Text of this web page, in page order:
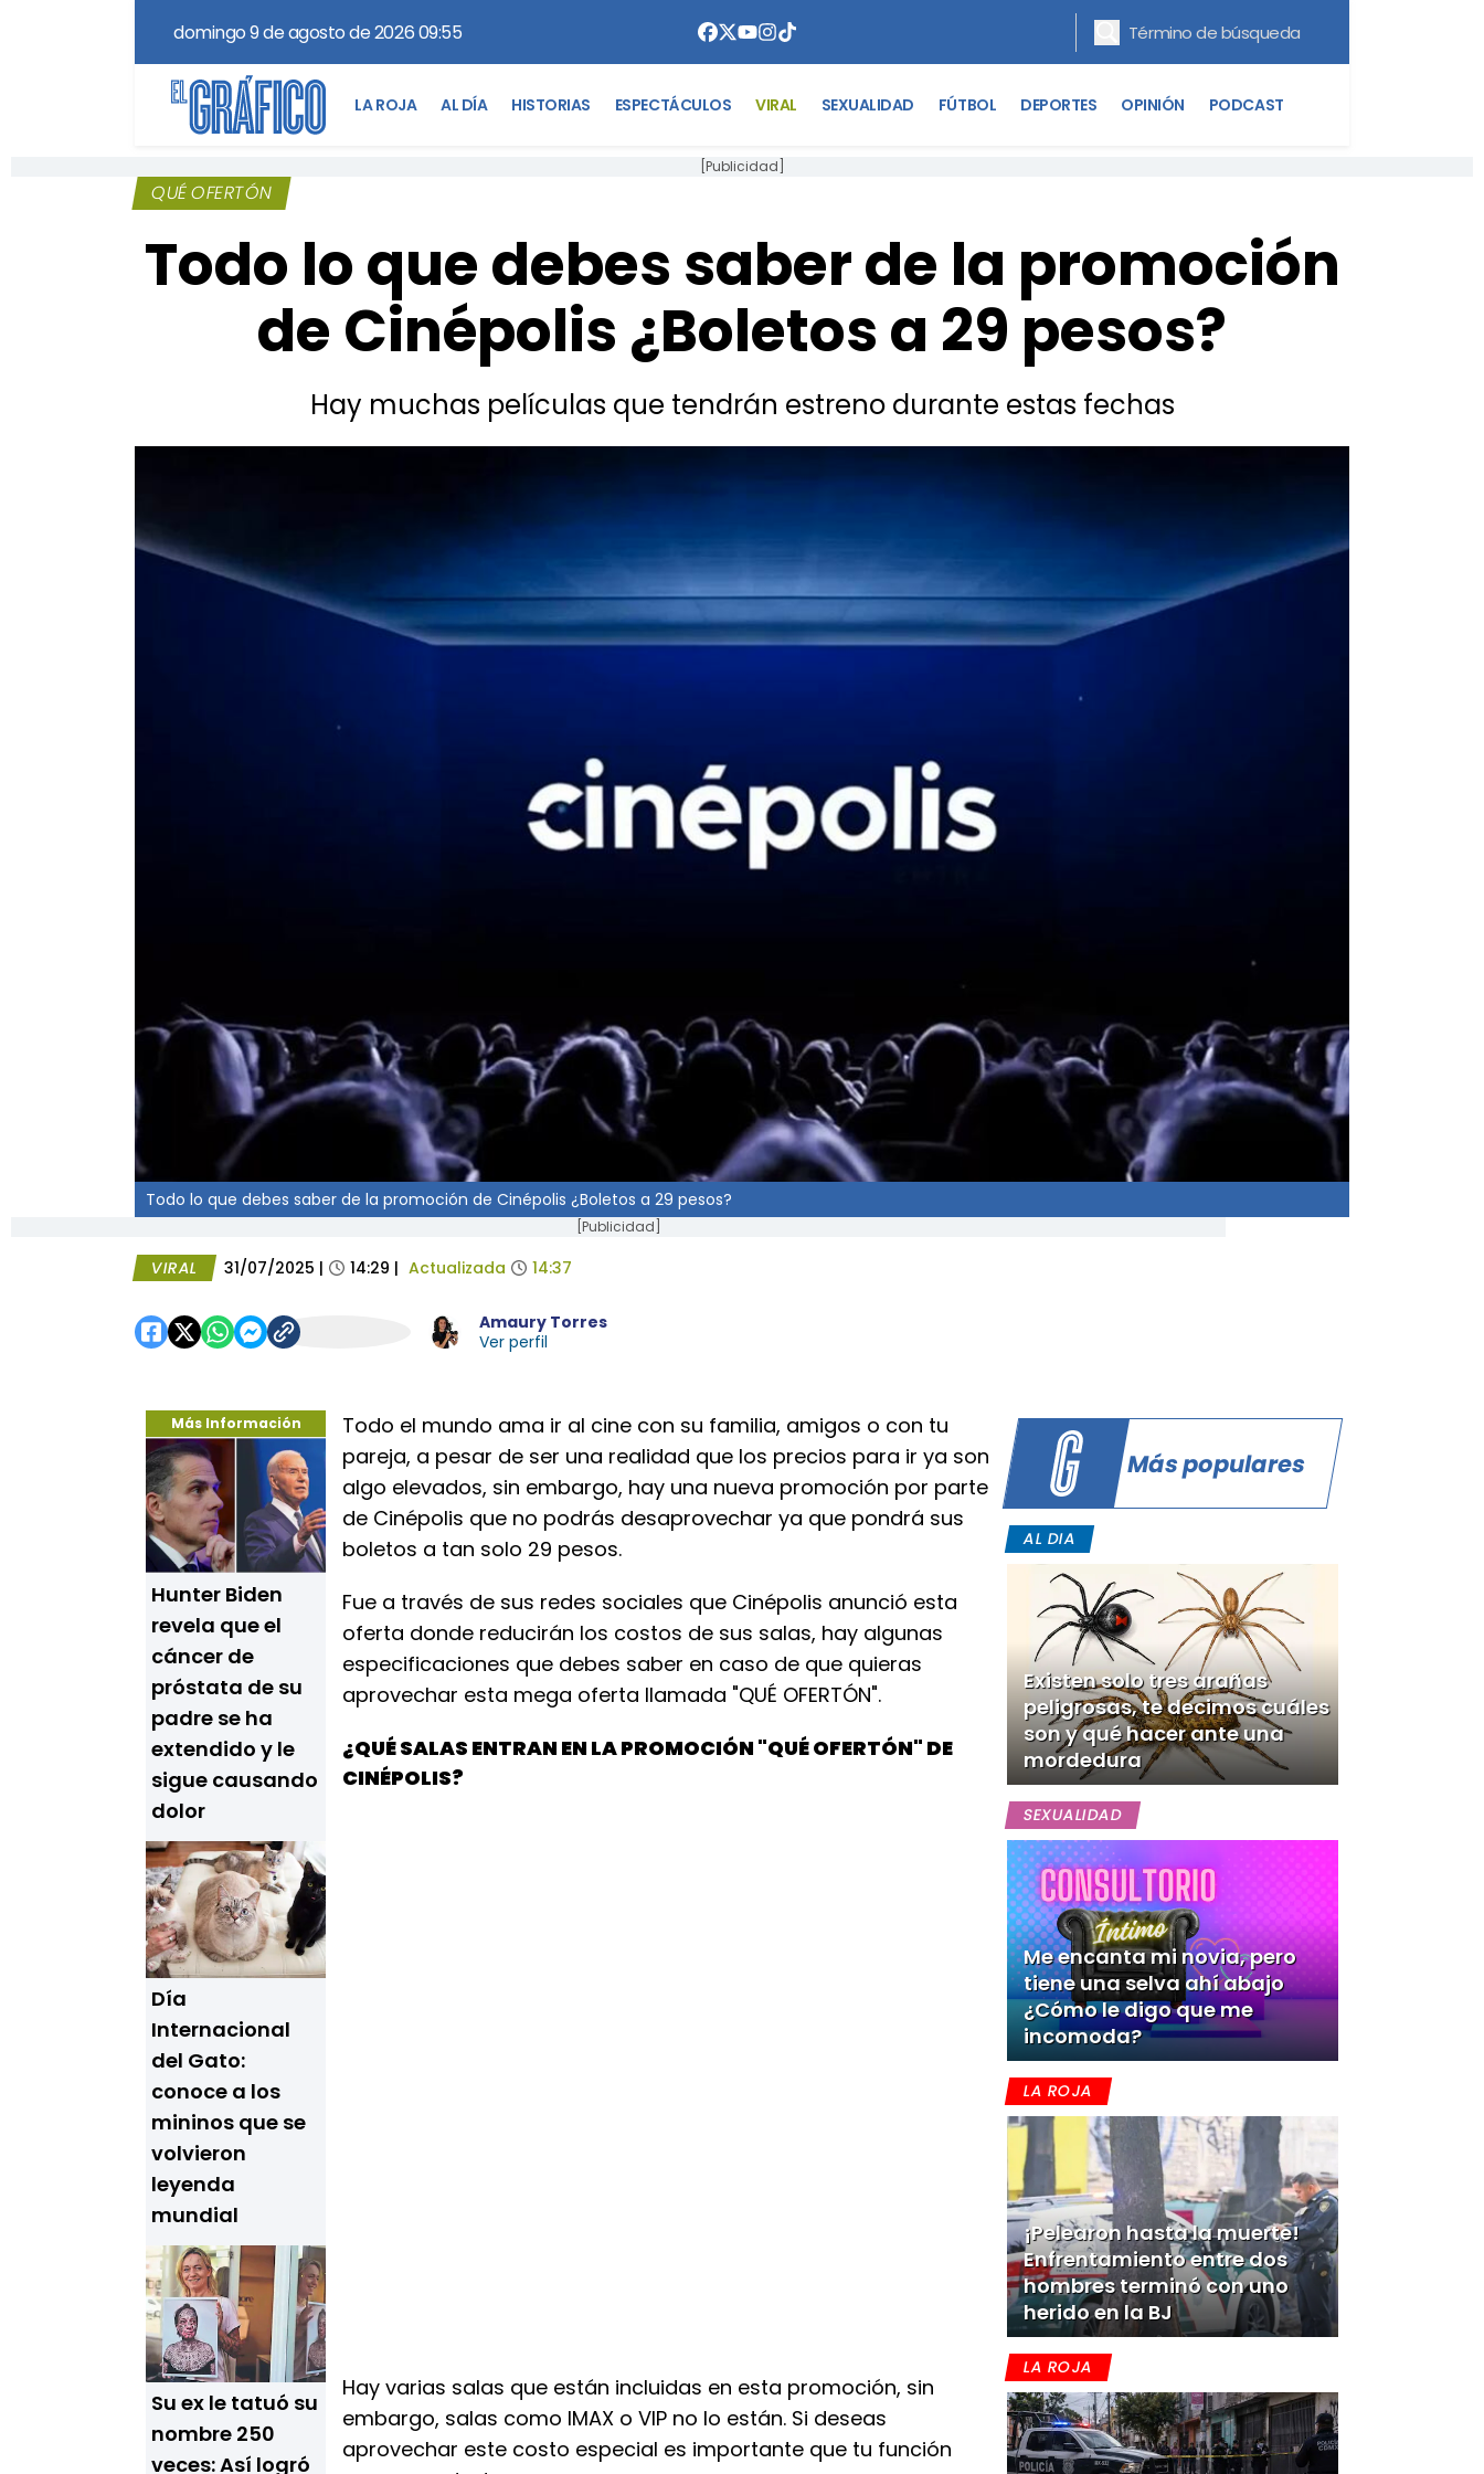
domingo 9 de agosto de 2026 09:55
LA ROJA AL DÍA HISTORIAS ESPECTÁCULOS VIRAL SEXUALIDAD FÚTBOL DEPORTES OPINIÓN PODCAST
[Publicidad]
QUÉ OFERTÓN
Todo lo que debes saber de la promoción
de Cinépolis ¿Boletos a 29 pesos?
Hay muchas películas que tendrán estreno durante estas fechas
Todo lo que debes saber de la promoción de Cinépolis ¿Boletos a 29 pesos?
[Publicidad]
VIRAL 31/07/2025 | 14:29 | Actualizada 14:37
Amaury Torres
Ver perfil
Más Información
Hunter Biden
revela que el
cáncer de
próstata de su
padre se ha
extendido y le
sigue causando
dolor
Día
Internacional
del Gato:
conoce a los
mininos que se
volvieron
leyenda
mundial
Su ex le tatuó su
nombre 250
veces: Así logró
Todo el mundo ama ir al cine con su familia, amigos o con tu
pareja, a pesar de ser una realidad que los precios para ir ya son
algo elevados, sin embargo, hay una nueva promoción por parte
de Cinépolis que no podrás desaprovechar ya que pondrá sus
boletos a tan solo 29 pesos.
Fue a través de sus redes sociales que Cinépolis anunció esta
oferta donde reducirán los costos de sus salas, hay algunas
especificaciones que debes saber en caso de que quieras
aprovechar esta mega oferta llamada "QUÉ OFERTÓN".
¿QUÉ SALAS ENTRAN EN LA PROMOCIÓN "QUÉ OFERTÓN" DE
CINÉPOLIS?
Hay varias salas que están incluidas en esta promoción, sin
embargo, salas como IMAX o VIP no lo están. Si deseas
aprovechar este costo especial es importante que tu función
Más populares
AL DIA
Existen solo tres arañas
peligrosas, te decimos cuáles
son y qué hacer ante una
mordedura
SEXUALIDAD
Me encanta mi novia, pero
tiene una selva ahí abajo
¿Cómo le digo que me
incomoda?
LA ROJA
¡Pelearon hasta la muerte!
Enfrentamiento entre dos
hombres terminó con uno
herido en la BJ
LA ROJA